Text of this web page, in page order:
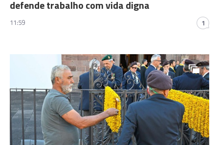
defende trabalho com vida digna
11:59 1